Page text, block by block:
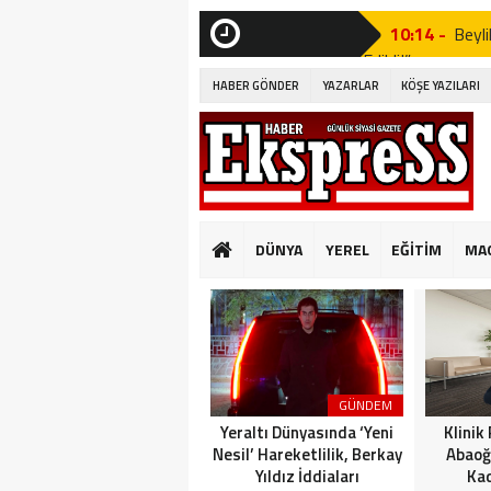
10:14 -
Edildi!”
19:53 -
19:51 -
19:49 -
GÜNKÜ GİBİ
10:14 -
Edildi!”
19:53 -
19:51 -
HABER GÖNDER YAZARLAR KÖŞE YAZILARI
DÜNYA YEREL EĞİTİM
GÜNDEM
Yeraltı Dünyasında ‘Yeni
Nesil’ Hareketlilik, Berkay
Yıldız İddiaları
Klinik